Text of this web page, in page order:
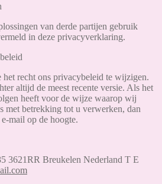
van derde partijen gebruik
in deze privacyverklaring.
recht ons privacybeleid te wijzigen.
altijd de meest recente versie. Als het
heeft voor de wijze waarop wij
met betrekking tot u verwerken, dan
mail op de hoogte.
3621RR Breukelen Nederland T E